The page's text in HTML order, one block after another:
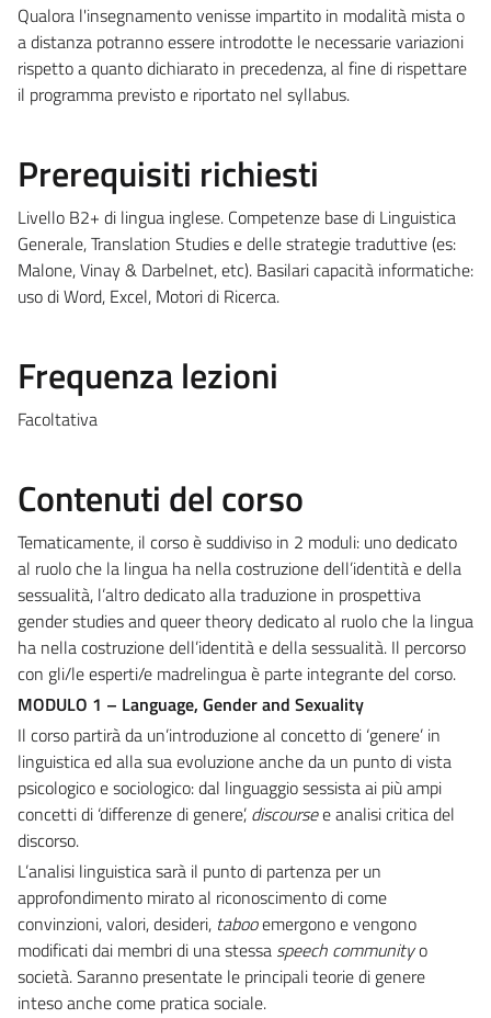
Qualora l'insegnamento venisse impartito in modalità mista o
a distanza potranno essere introdotte le necessarie variazioni
rispetto a quanto dichiarato in precedenza, al fine di rispettare
il programma previsto e riportato nel syllabus.
Prerequisiti richiesti
Livello B2+ di lingua inglese. Competenze base di Linguistica
Generale, Translation Studies e delle strategie traduttive (es:
Malone, Vinay & Darbelnet, etc). Basilari capacità informatiche:
uso di Word, Excel, Motori di Ricerca.
Frequenza lezioni
Facoltativa
Contenuti del corso
Tematicamente, il corso è suddiviso in 2 moduli: uno dedicato
al ruolo che la lingua ha nella costruzione dell’identità e della
sessualità, l’altro dedicato alla traduzione in prospettiva
gender studies and queer theory dedicato al ruolo che la lingua
ha nella costruzione dell’identità e della sessualità. Il percorso
con gli/le esperti/e madrelingua è parte integrante del corso.
MODULO 1 – Language, Gender and Sexuality
Il corso partirà da un’introduzione al concetto di ‘genere’ in
linguistica ed alla sua evoluzione anche da un punto di vista
psicologico e sociologico: dal linguaggio sessista ai più ampi
concetti di ‘differenze di genere’, discoursee analisi critica del
discorso.
L’analisi linguistica sarà il punto di partenza per un
approfondimento mirato al riconoscimento di come
convinzioni, valori, desideri, tabooemergono e vengono
modificati dai membri di una stessa speech communityo
società. Saranno presentate le principali teorie di genere
inteso anche come pratica sociale.